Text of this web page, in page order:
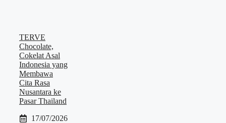
TERVE
Chocolate,
Cokelat Asal
Indonesia yang
Membawa
Cita Rasa
Nusantara ke
Pasar Thailand
17/07/2026